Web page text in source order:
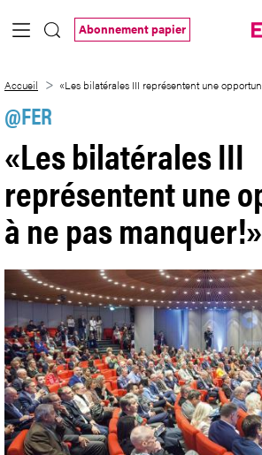
Saut au contenu principal
Abonnement papier
Accueil «Les bilatérales III représentent une
@FER
«Les bilatérales III
représentent une
à ne pas manquer!»